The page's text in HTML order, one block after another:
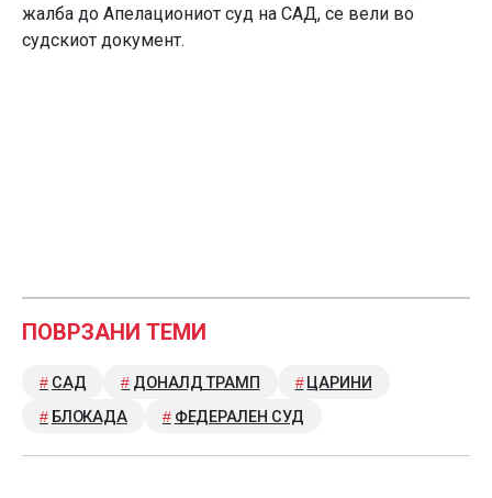
жалба до Апелациониот суд на САД, се вели во
судскиот документ.
ПОВРЗАНИ ТЕМИ
САД ДОНАЛД ТРАМП
ЦАРИНИ
БЛОКАДА
ФЕДЕРАЛЕН СУД